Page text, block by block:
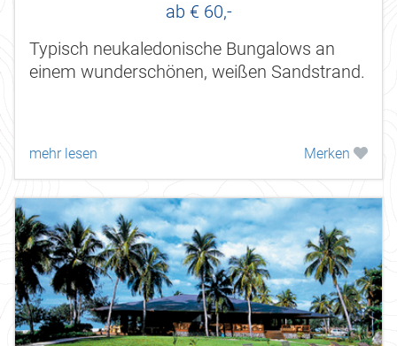
ab € 60,-
Typisch neukaledonische Bungalows an
einem wunderschönen, weißen Sandstrand.
mehr lesen Merken